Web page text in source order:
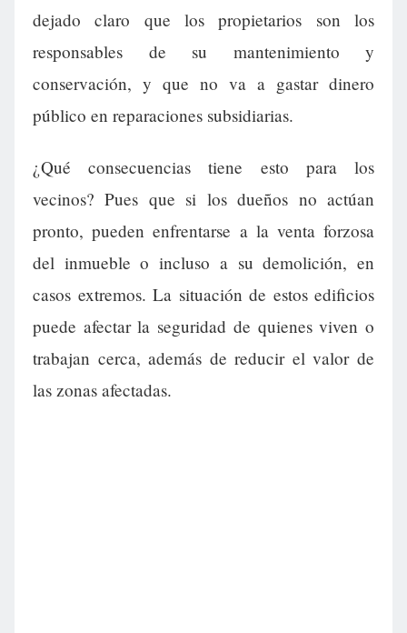
dejado claro que los propietarios son los
responsables de su mantenimiento y
conservación, y que no va a gastar dinero
público en reparaciones subsidiarias.
¿Qué consecuencias tiene esto para los
vecinos? Pues que si los dueños no actúan
pronto, pueden enfrentarse a la venta forzosa
del inmueble o incluso a su demolición, en
casos extremos. La situación de estos edificios
puede afectar la seguridad de quienes viven o
trabajan cerca, además de reducir el valor de
las zonas afectadas.